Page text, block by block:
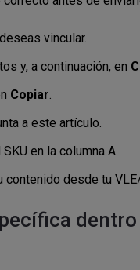
vincular.
y, a continuación, en
Copiar.
a este artículo.
en la columna A.
contenido desde tu